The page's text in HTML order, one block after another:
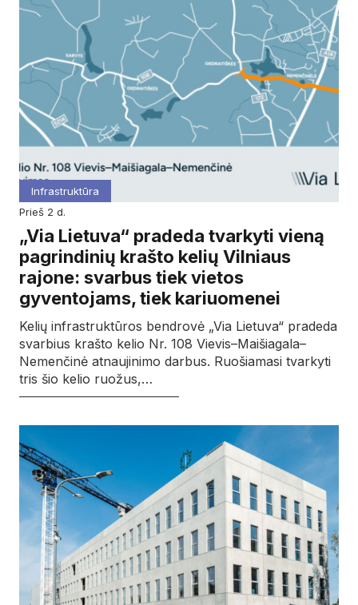
Infrastruktūra
prieš 2 d.
„Via Lietuva“ pradeda tvarkyti vieną
pagrindinių krašto kelių Vilniaus
rajone: svarbus tiek vietos
gyventojams, tiek kariuomenei
Kelių infrastruktūros bendrovė „Via Lietuva“ pradeda
svarbius krašto kelio Nr. 108 Vievis–Maišiagala–
Nemenčinė atnaujinimo darbus. Ruošiamasi tvarkyti
tris šio kelio ruožus,…